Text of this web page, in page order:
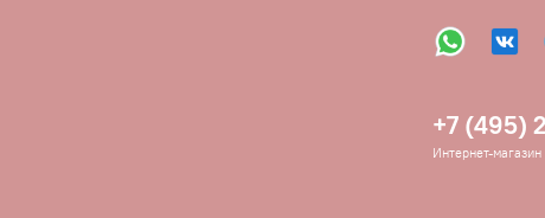
+7 (495)
Интернет-магазин